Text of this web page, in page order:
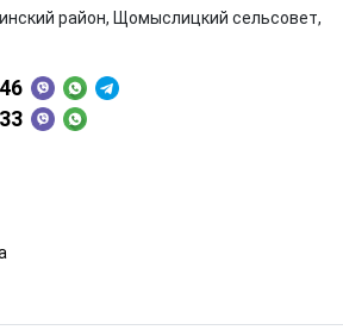
район, Щомыслицкий сельсовет,